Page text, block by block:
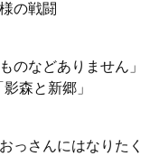
の戦闘
のなどありません」
森と新郷」
っさんにはなりたく